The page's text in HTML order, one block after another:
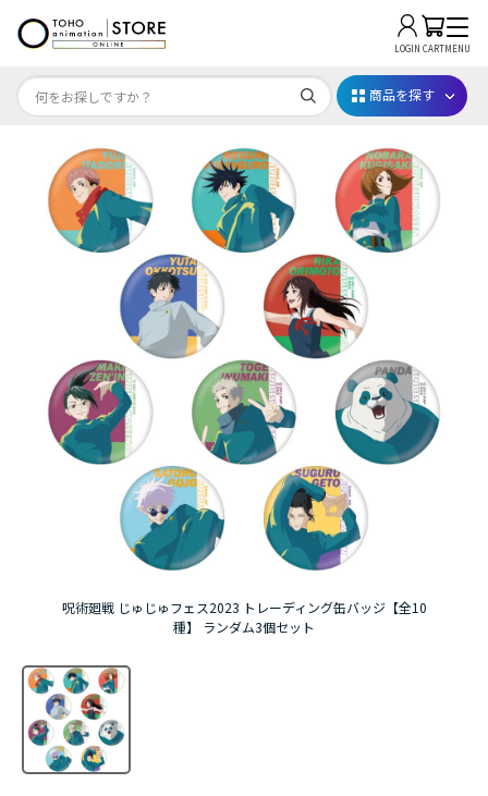
LOGIN CARTMENU
Dr.STONE STONE FES.2026
映画ちいかわ
じゅじゅフェス 2026
薬屋のひとりごと 夏の園遊会2026
名探偵コナン
アニメ『僕のヒーローアカデミア』10周年
ハイキュー!!ジャージ＆ユニフォーム
『無職転生Ⅲ ～異世界行ったら本気だす～』
『ふつつかな悪女ではございますが ～雛宮蝶鼠と
商品を探す
呪術廻戦 じゅじゅフェス2023 トレーディング缶バッジ【全10
種】 ランダム3個セット